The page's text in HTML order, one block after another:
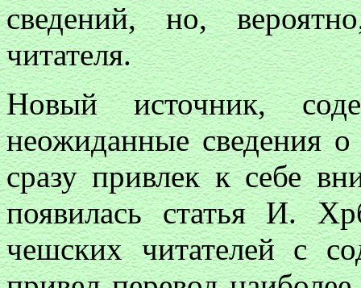
сведений, но,
читателя.
Новый источник,
неожиданные сведения
сразу привлек к себе
появилась статья И.
чешских читателей с